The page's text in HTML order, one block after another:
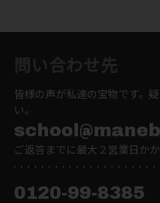
皆様の声が私達の宝物です。
い。
ご返答までに最大２営業日か
0120-99-8385